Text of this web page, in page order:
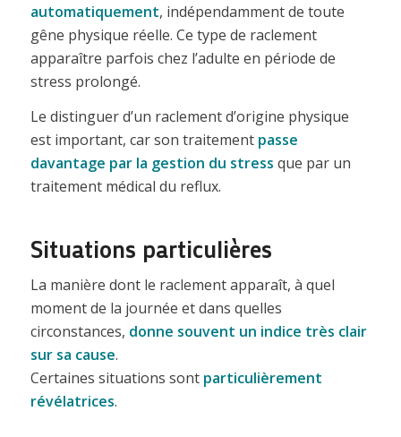
automatiquement, indépendamment de toute
gêne physique réelle. Ce type de raclement
apparaître parfois chez l’adulte en période de
stress prolongé.
Le distinguer d’un raclement d’origine physique
est important, car son traitement passe
davantage par la gestion du stress que par un
traitement médical du reflux.
Situations particulières
La manière dont le raclement apparaît, à quel
moment de la journée et dans quelles
circonstances, donne souvent un indice très clair
sur sa cause.
Certaines situations sont particulièrement
révélatrices.